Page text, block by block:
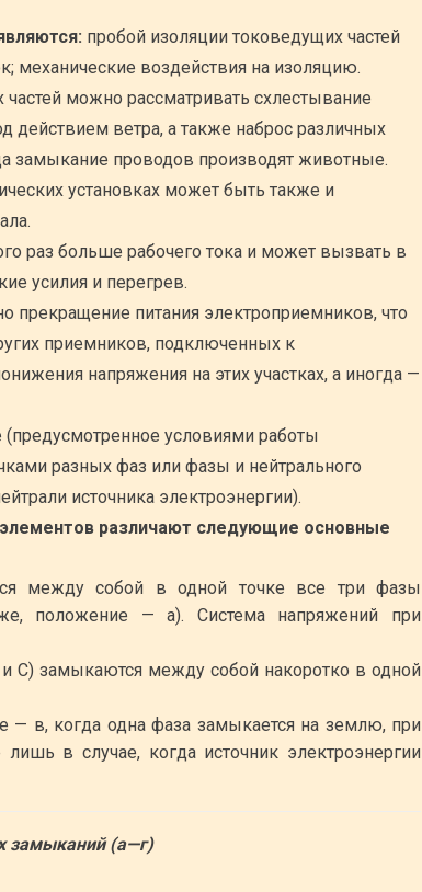
пробой изоляции токоведущих частей
механические воздействия на изоляцию.
можно рассматривать схлестывание
действием ветра, а также наброс различных
замыкание проводов производят животные.
установках может быть также и
раз больше рабочего тока и может вызвать в
усилия и перегрев.
питания электроприемников, что
приемников, подключенных к
напряжения на этих участках, а иногда —
условиями работы
разных фаз или фазы и нейтрального
источника электроэнергии).
различают следующие основные
между собой в одной точке все три фазы
положение — а). Система напряжений при
С) замыкаются между собой накоротко в одной
— в, когда одна фаза замыкается на землю, при
в случае, когда источник электроэнергии
замыканий (а—г)